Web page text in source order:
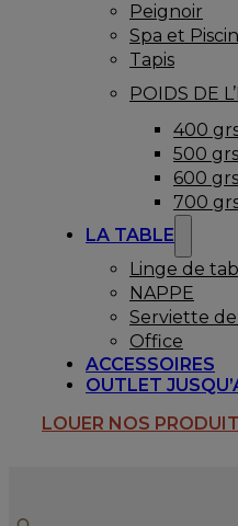
Peignoir
Spa et
Tapis
POIDS DE
400
500
600
700
LA TABLE
Linge de
NAPPE
Serviette
Office
ACCESSOIRES
OUTLET
LOUER NOS